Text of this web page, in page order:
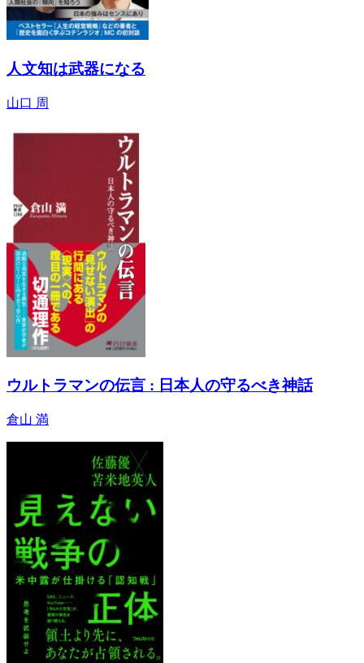
人文知は武器になる
山口 周
ウルトラマンの伝言 : 日本人の守るべき神話
倉山 満